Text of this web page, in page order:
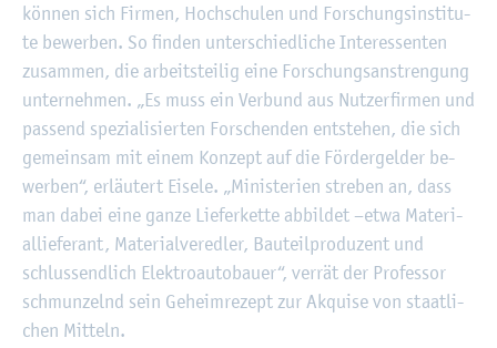
kön­nen sich Fir­men, Hoch­schu­len und For­schungs­in­sti­tu­
te be­wer­ben. So fin­den un­ter­schied­li­che In­ter­es­sen­ten
zu­sam­men, die ar­beits­tei­lig eine For­schungs­an­stren­gung
un­ter­neh­men. „Es muss ein Ver­bund aus Nut­zer­fir­men und
pas­send spe­zia­li­sier­ten For­schen­den ent­ste­hen, die sich
ge­mein­sam mit einem Kon­zept auf die För­der­gel­der be­
wer­ben“, er­läu­tert Ei­se­le. „Mi­nis­te­ri­en stre­ben an, dass
man dabei eine ganze Lie­fer­ket­te ab­bil­det –etwa Ma­te­ri­
al­lie­fe­rant, Ma­te­ri­al­ver­ed­ler, Bau­teil­pro­du­zent und
schluss­end­lich Elek­tro­au­to­bau­er“, ver­rät der Pro­fes­sor
schmun­zelnd sein Ge­heim­re­zept zur Ak­qui­se von staat­li­
chen Mit­teln.